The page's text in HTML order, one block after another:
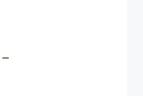
-